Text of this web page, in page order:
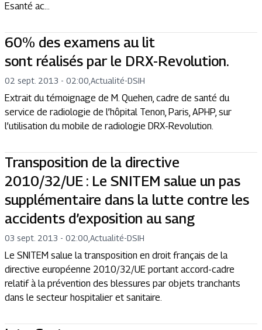
Esanté ac...
60% des examens au lit
sont réalisés par le DRX-Revolution.
02 sept. 2013 - 02:00 Actualité-DSIH
Extrait du témoignage de M. Quehen, cadre de santé du
service de radiologie de l’hôpital Tenon, Paris, APHP, sur
l’utilisation du mobile de radiologie DRX-Revolution.
Transposition de la directive
2010/32/UE : Le SNITEM salue un pas
supplémentaire dans la lutte contre les
accidents d’exposition au sang
03 sept. 2013 - 02:00 Actualité-DSIH
Le SNITEM salue la transposition en droit français de la
directive européenne 2010/32/UE portant accord-cadre
relatif à la prévention des blessures par objets tranchants
dans le secteur hospitalier et sanitaire.